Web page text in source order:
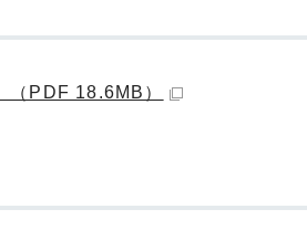
（PDF 18.6MB）